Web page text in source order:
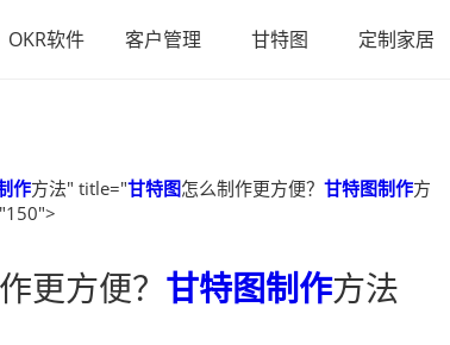
OKR软件 客户管理 甘特图 定制家居
作方法" title="甘特图怎么制作更方便？ 甘特图制作方
更方便？ 甘特图制作方法